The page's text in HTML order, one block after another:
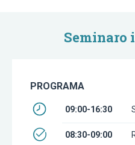
Seminaro
PROGRAMA
09:00-16:30
08:30-09:00